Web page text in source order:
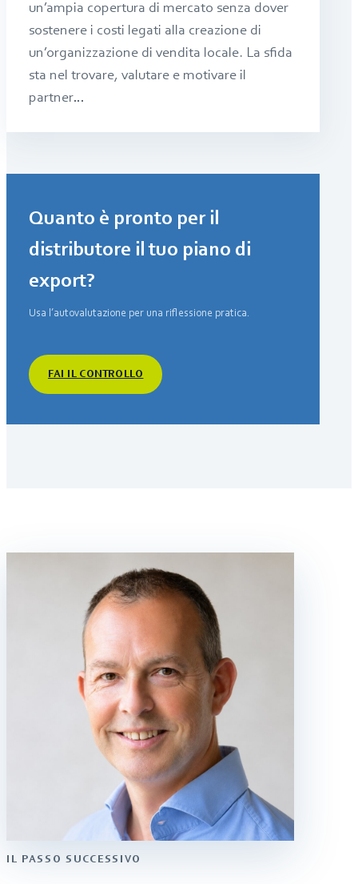
un’ampia copertura di mercato senza dover
sostenere i costi legati alla creazione di
un’organizzazione di vendita locale. La sfida
sta nel trovare, valutare e motivare il
partner…
Quanto è pronto per il
distributore il tuo piano di
export?
Usa l’autovalutazione per una riflessione pratica.
FAI IL CONTROLLO
IL PASSO SUCCESSIVO